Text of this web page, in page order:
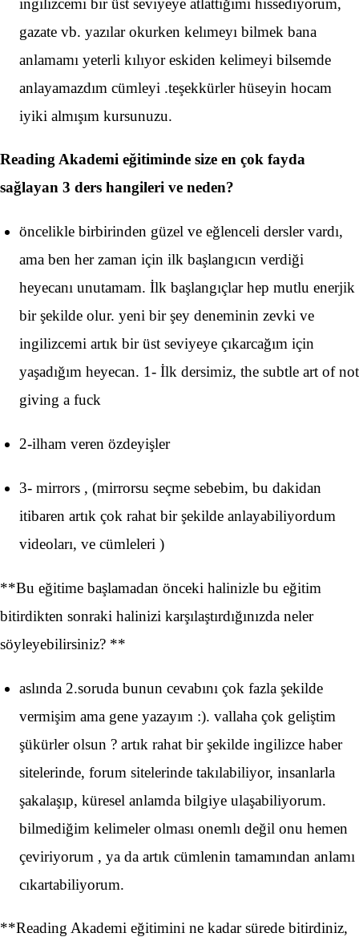
ingilizcemi bir üst seviyeye atlattığımı hissediyorum,
gazate vb. yazılar okurken kelımeyı bilmek bana
anlamamı yeterli kılıyor eskiden kelimeyi bilsemde
anlayamazdım cümleyi .teşekkürler hüseyin hocam
iyiki almışım kursunuzu.
Reading Akademi eğitiminde size en çok fayda
sağlayan 3 ders hangileri ve neden?
öncelikle birbirinden güzel ve eğlenceli dersler vardı,
ama ben her zaman için ilk başlangıcın verdiği
heyecanı unutamam. İlk başlangıçlar hep mutlu enerjik
bir şekilde olur. yeni bir şey deneminin zevki ve
ingilizcemi artık bir üst seviyeye çıkarcağım için
yaşadığım heyecan. 1- İlk dersimiz, the subtle art of not
giving a fuck
2-ilham veren özdeyişler
3- mirrors , (mirrorsu seçme sebebim, bu dakidan
itibaren artık çok rahat bir şekilde anlayabiliyordum
videoları, ve cümleleri )
**Bu eğitime başlamadan önceki halinizle bu eğitim
bitirdikten sonraki halinizi karşılaştırdığınızda neler
söyleyebilirsiniz? **
aslında 2.soruda bunun cevabını çok fazla şekilde
vermişim ama gene yazayım :). vallaha çok geliştim
şükürler olsun ? artık rahat bir şekilde ingilizce haber
sitelerinde, forum sitelerinde takılabiliyor, insanlarla
şakalaşıp, küresel anlamda bilgiye ulaşabiliyorum.
bilmediğim kelimeler olması onemlı değil onu hemen
çeviriyorum , ya da artık cümlenin tamamından anlamı
cıkartabiliyorum.
**Reading Akademi eğitimini ne kadar sürede bitirdiniz,